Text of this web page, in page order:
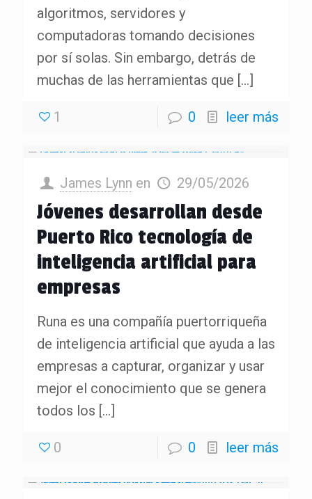
algoritmos, servidores y
computadoras tomando decisiones
por sí solas. Sin embargo, detrás de
muchas de las herramientas que […]
1 0 leer más
James Lynn en 29/05/2026
Jóvenes desarrollan desde
Puerto Rico tecnología de
inteligencia artificial para
empresas
Runa es una compañía puertorriqueña
de inteligencia artificial que ayuda a las
empresas a capturar, organizar y usar
mejor el conocimiento que se genera
todos los […]
0 0 leer más